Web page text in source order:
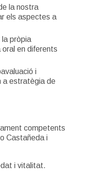
la nostra
els aspectes a
la pròpia
en diferents
i
a estratègia de
competents
Castañeda i
i vitalitat.